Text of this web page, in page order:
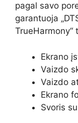
pagal savo
garantuoja
TrueHarmony“
Ekrano
Vaizdo
Vaizdo
Ekrano
Svoris